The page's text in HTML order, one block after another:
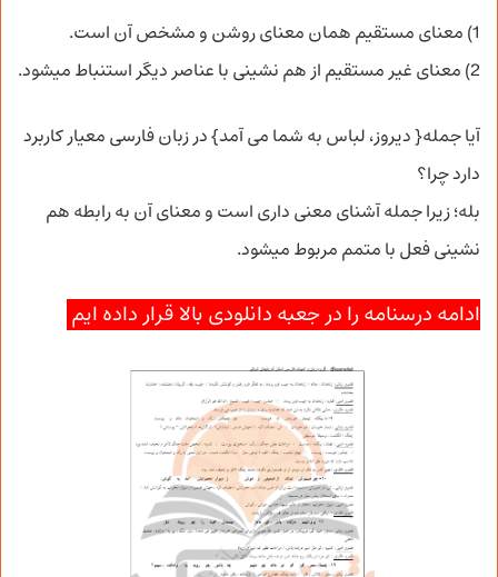
1) معنای مستقیم همان معنای روشن و مشخص آن است.
2) معنای غیر مستقیم از هم نشینی با عناصر دیگر استنباط میشود.
آیا جمله{ دیروز، لباس به شما می آمد} در زبان فارسی معیار کاربرد
دارد چرا؟
بله؛ زیرا جمله آشنای معنی داری است و معنای آن به رابطه هم
نشینی فعل با متمم مربوط میشود.
ادامه درسنامه را در جعبه دانلودی بالا قرار داده ایم